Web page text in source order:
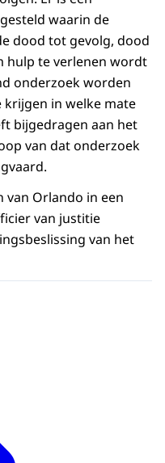
waarin de
dood tot gevolg, dood
hulp te verlenen wordt
onderzoek worden
in welke mate
bijgedragen aan het
van dat onderzoek
van Orlando in een
van justitie
van het